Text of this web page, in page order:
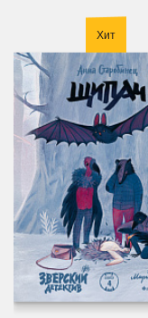
Хит